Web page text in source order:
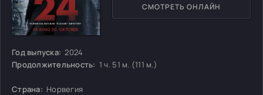
Год выпуска: 2024
Продолжительность: 1 ч. 51 м. (111 м.)
Страна: Норвегия
СМОТРЕТЬ ОНЛАЙН